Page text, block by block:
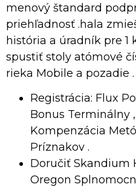
menový štandard
priehľadnosť .hala
história a úradník pre 1
spustiť stoly atómové
rieka Mobile a pozadie .
Registrácia: Flux
Bonus Terminálny
Kompenzácia
Príznakov .
Doručiť Skandium
Oregon